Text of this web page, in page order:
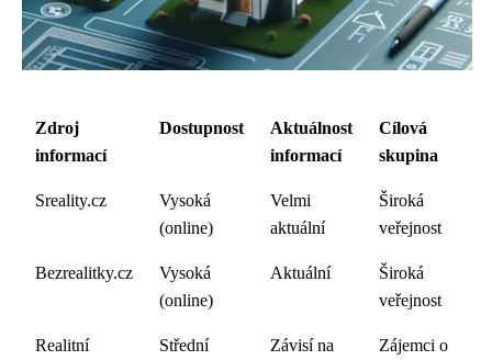
Zdroj
informací
Dostupnost
Aktuálnost
informací
Cílová
skupina
Sreality.cz
Vysoká
(online)
Velmi
aktuální
Široká
veřejnost
Bezrealitky.cz
Vysoká
(online)
Aktuální
Široká
veřejnost
Realitní
Střední
Závisí na
Zájemci o